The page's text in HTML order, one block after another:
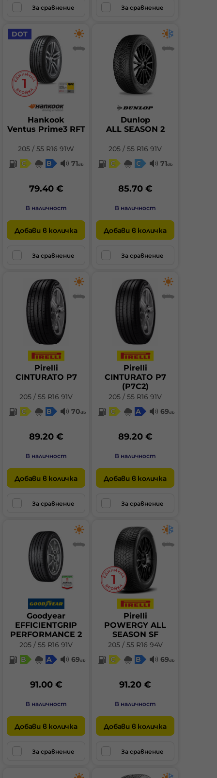
За сравнение За сравнение
Hankook
Ventus Prime3 RFT
205 / 55 R16 91W
C
B 71db
79.40 €
DOT
В наличност
Добави в количка
За сравнение
Dunlop
ALL SEASON 2
205 / 55 R16 91V
C
C 71db
85.70 €
В наличност
Добави в количка
За сравнение
Pirelli
CINTURATO P7
205 / 55 R16 91V
C
B 70db
89.20 €
В наличност
Добави в количка
За сравнение
Pirelli
CINTURATO P7
(P7C2)
205 / 55 R16 91V
C
A 69db
89.20 €
В наличност
Добави в количка
За сравнение
Goodyear
EFFICIENTGRIP
PERFORMANCE 2
205 / 55 R16 91V
B
A 69db
91.00 €
В наличност
Добави в количка
За сравнение
Pirelli
POWERGY ALL
SEASON SF
205 / 55 R16 94V
C
B 69db
91.20 €
В наличност
Добави в количка
За сравнение